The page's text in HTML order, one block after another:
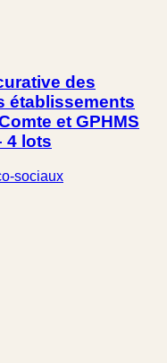
des
établissements
et GPHMS
4 lots
sociaux